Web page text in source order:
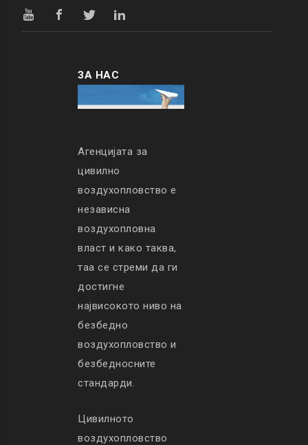
ЗА НАС
Агенцијата за
цивилно
воздухопловство е
независна
воздухопловна
власт и како таква,
таа се стреми да ги
достигне
највисокото ниво на
безбедно
воздухопловство и
безбедносните
стандарди.
Цивилното
воздухопловство